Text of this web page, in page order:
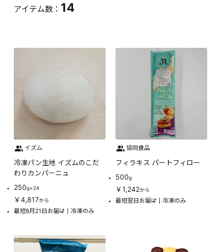
アイテム数： 14
イズム
冷凍パン生地 イズムのこだ
わりカンパーニュ
250g×24
￥4,817から
最短8月21日お届け 冷凍のみ
協同食品
フィラキス パートフィロー
500g
￥1,242から
最短翌日お届け 冷凍のみ